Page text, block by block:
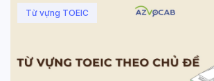
Từ vựng TOEIC